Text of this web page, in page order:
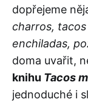
dopřejeme
charros, tacos
enchiladas,
doma uvařit,
knihu Tacos
jednoduché i